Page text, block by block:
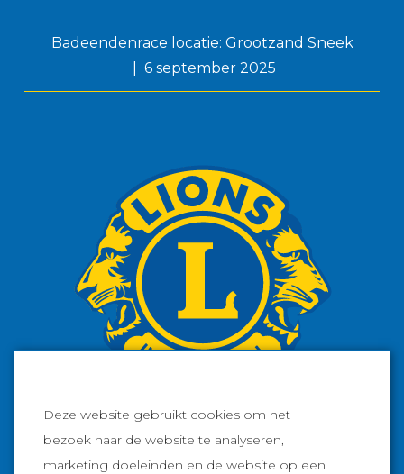
Badeendenrace locatie: Grootzand Sneek
6 september 2025
Deze website gebruikt cookies om het
bezoek naar de website te analyseren,
marketing doeleinden en de website op een